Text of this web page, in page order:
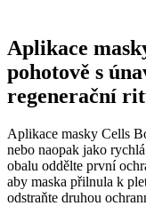
Aplikace
pohotově s
regenerační
Aplikace masky Cells
nebo naopak jako
obalu oddělte první
aby maska přilnula k
odstraňte druhou